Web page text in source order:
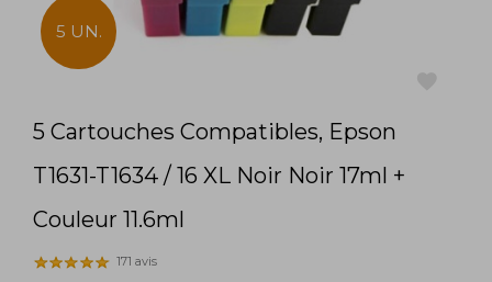
5 UN.
5 Cartouches Compatibles, Epson
T1631-T1634 / 16 XL Noir Noir 17ml +
Couleur 11.6ml
171 avis